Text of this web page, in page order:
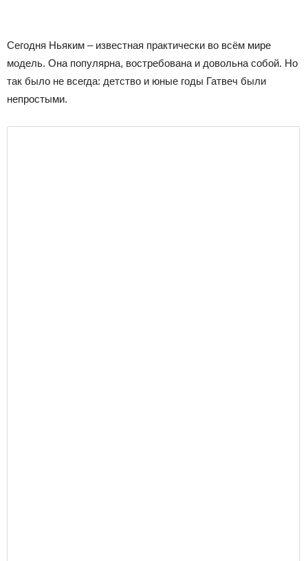
Сегодня Ньяким – известная практически во всём мире
модель. Она популярна, востребована и довольна собой. Но
так было не всегда: детство и юные годы Гатвеч были
непростыми.